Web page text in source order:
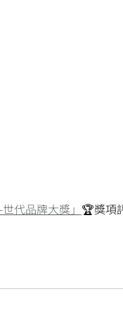
代品牌大獎」 🏆獎項